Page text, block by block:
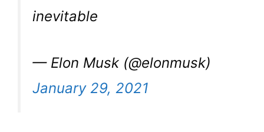
inevitable
— Elon Musk (@elonmusk)
January 29, 2021